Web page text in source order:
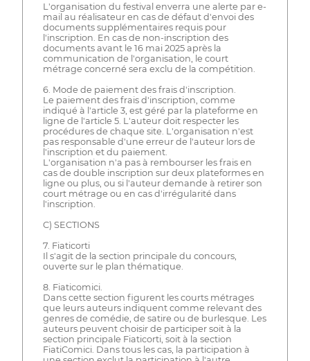
L'organisation du festival enverra une alerte par e-
mail au réalisateur en cas de défaut d'envoi des
documents supplémentaires requis pour
l'inscription. En cas de non-inscription des
documents avant le 16 mai 2025 après la
communication de l'organisation, le court
métrage concerné sera exclu de la compétition.
6. Mode de paiement des frais d'inscription.
Le paiement des frais d'inscription, comme
indiqué à l'article 3, est géré par la plateforme en
ligne de l'article 5. L'auteur doit respecter les
procédures de chaque site. L'organisation n'est
pas responsable d'une erreur de l'auteur lors de
l'inscription et du paiement.
L'organisation n'a pas à rembourser les frais en
cas de double inscription sur deux plateformes en
ligne ou plus, ou si l'auteur demande à retirer son
court métrage ou en cas d'irrégularité dans
l'inscription.
C) SECTIONS
7. Fiaticorti
Il s'agit de la section principale du concours,
ouverte sur le plan thématique.
8. Fiaticomici.
Dans cette section figurent les courts métrages
que leurs auteurs indiquent comme relevant des
genres de comédie, de satire ou de burlesque. Les
auteurs peuvent choisir de participer soit à la
section principale Fiaticorti, soit à la section
FiatiComici. Dans tous les cas, la participation à